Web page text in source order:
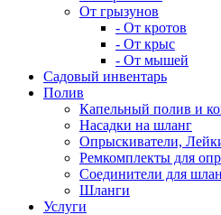
От грызунов
- От кротов
- От крыс
- От мышей
Садовый инвентарь
Полив
Капельный полив и
Насадки на шланг
Опрыскиватели,
Ремкомплекты для
Соединители для
Шланги
Услуги